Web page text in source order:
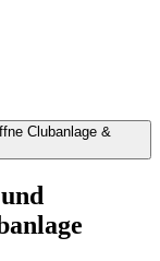
Clubanlage &